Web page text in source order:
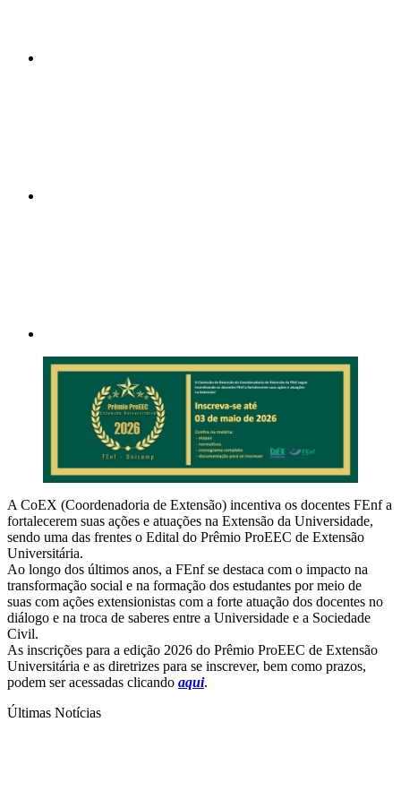
A CoEX (Coordenadoria de Extensão) incentiva os docentes FEnf a
fortalecerem suas ações e atuações na Extensão da Universidade,
sendo uma das frentes o Edital do Prêmio ProEEC de Extensão
Universitária.
Ao longo dos últimos anos, a FEnf se destaca com o impacto na
transformação social e na formação dos estudantes por meio de
suas com ações extensionistas com a forte atuação dos docentes no
diálogo e na troca de saberes entre a Universidade e a Sociedade
Civil.
As inscrições para a edição 2026 do Prêmio ProEEC de Extensão
Universitária e as diretrizes para se inscrever, bem como prazos,
podem ser acessadas clicando aqui.
Últimas Notícias